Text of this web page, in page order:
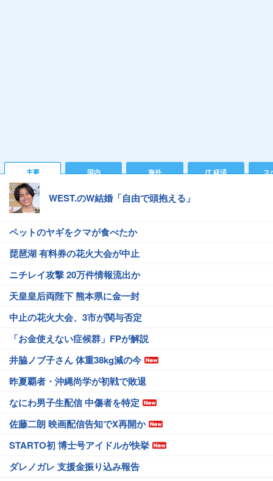
主要 国内 海外 IT 経済 ス
WEST.のW結婚「自由で頭抱える」
ペットのヤギをクマが食べたか
琵琶湖 有料券の花火大会が中止
ニチレイ攻撃 20万件情報流出か
天皇皇后両陛下 熊本県に金一封
中止の花火大会、3市が関与否定
「お金使えない症候群」FPが解説
井脇ノブ子さん 体重38kg減の今
昨夏覇者・沖縄尚学が初戦で敗退
なにわ男子生配信 中傷者を特定
佐藤二朗 映画配信告知でX再開か
STARTO初 博士号アイドルが快挙
ダレノガレ 支援金振り込み報告